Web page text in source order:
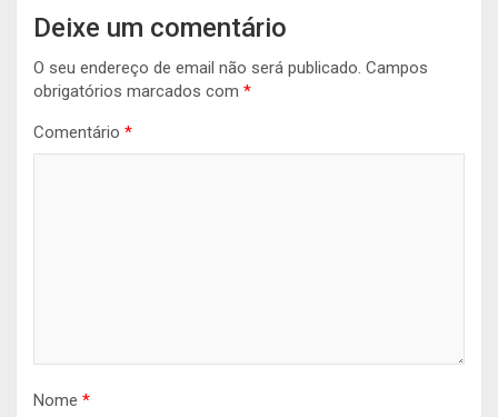
Deixe um comentário
O seu endereço de email não será publicado. Campos
obrigatórios marcados com *
Comentário *
Nome *